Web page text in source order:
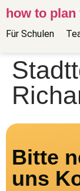
how to
Für Schulen
Bitte
uns